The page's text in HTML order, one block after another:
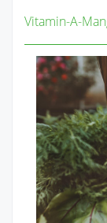
Vitamin-A-